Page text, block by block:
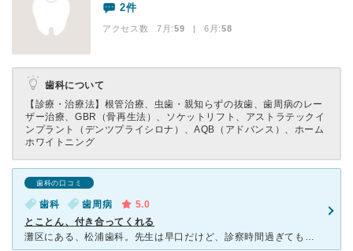
2件
アクセス数 7月:59 | 6月:58
歯科について
【診療・治療法】 根管治療、虫歯・親知らずの抜歯、歯周病のレー
ザー治療、GBR（骨再生法）、ソケットリフト、アストラテックイ
ンプラント（デンツプライシロナ）、AQB（アドバンス）、ホーム
ホワイトニング
歯科の口コミ
歯科 歯周病
5.0
とことん、付き合ってくれる
灘区にある、松浦歯科。先生は早口だけど、診察時間過ぎても、納得いくまで、相談にのってくれ、差し歯も言った通りにやってくれる。安心で、安い。看護師さんも、いい人で良い。夜、７時頃までの診療も遅くまで、付